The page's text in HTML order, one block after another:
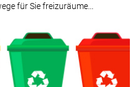
für Sie freizuräume...